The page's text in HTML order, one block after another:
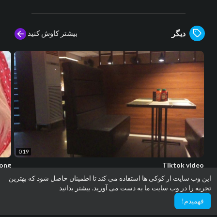
این وب سایت از کوکی ها استفاده می کند تا اطمینان حاصل شود که بهترین
تجربه را در وب سایت ما به دست می آورید. بیشتر بدانید
فهمیدم!
دیگر بیشتر کاوش کنید
22 بازدیدها
0:19
Tiktok video
Usamaali
12 بازدیدها
·پیش 5 ماه ها